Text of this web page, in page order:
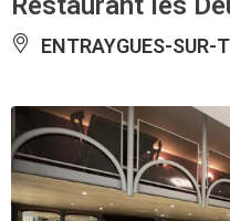
ENTRAYGUES-SUR-